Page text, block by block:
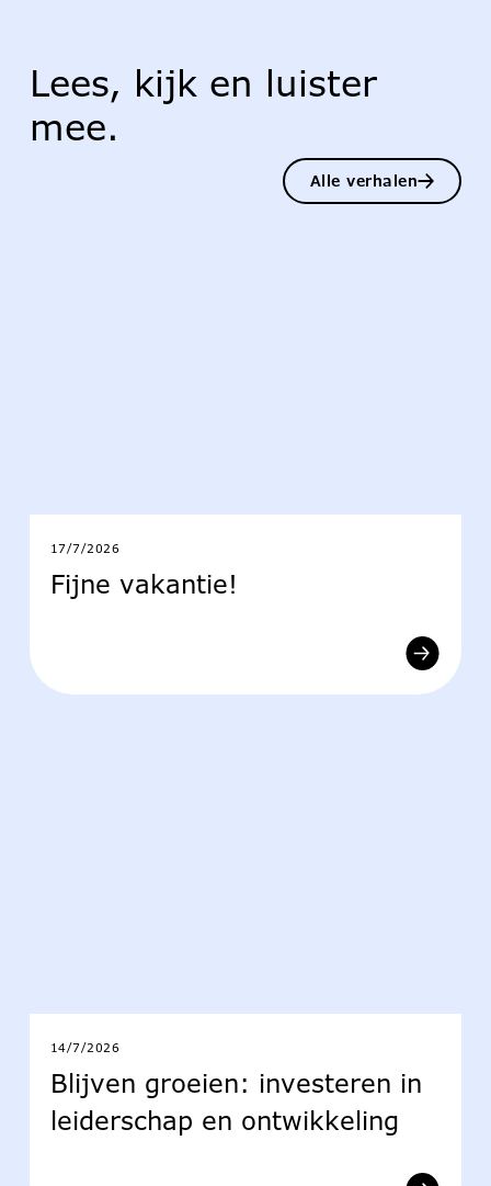
Lees, kijk en luister
mee.
Alle verhalen
17/7/2026
Fijne vakantie!
14/7/2026
Blijven groeien: investeren in
leiderschap en ontwikkeling